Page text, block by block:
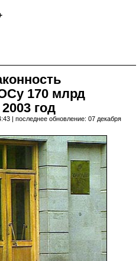
170 млрд
год
| последнее обновление: 07 декабря